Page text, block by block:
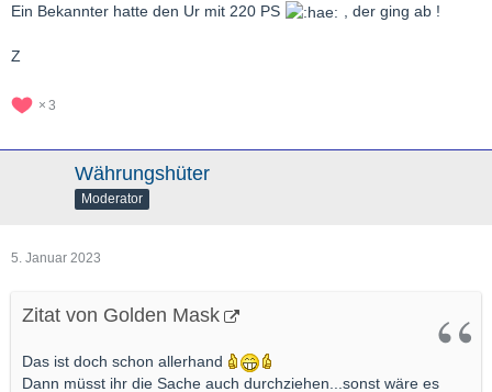
Ein Bekannter hatte den Ur mit 220 PS
, der ging ab !
Z
3
Währungshüter
Moderator
5. Januar 2023
Zitat von Golden Mask
Das ist doch schon allerhand
Dann müsst ihr die Sache auch durchziehen...sonst wäre es